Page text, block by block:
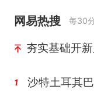
网易热搜 每30
夯实基础开
1